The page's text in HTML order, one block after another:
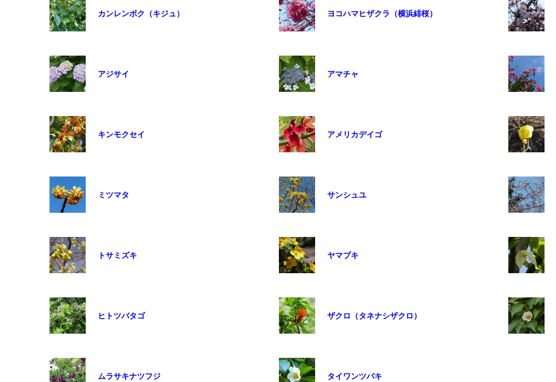
カンレンボク（キジュ） ヨコハマヒザクラ（横浜緋桜）
アジサイ アマチャ
キンモクセイ アメリカデイゴ
ミツマタ サンシュユ
トサミズキ ヤマブキ
ヒトツバタゴ ザクロ（タネナシザクロ）
ムラサキナツフジ タイワンツバキ